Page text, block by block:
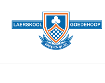
content